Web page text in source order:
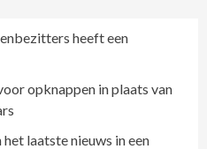
heeft een
opknappen in plaats van
laatste nieuws in een